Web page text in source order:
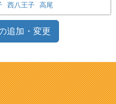
西八王子 高尾
追加・変更